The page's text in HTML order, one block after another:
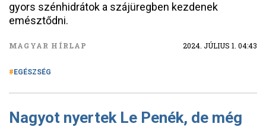
gyors szénhidrátok a szájüregben kezdenek
emésztődni.
MAGYAR HÍRLAP 2024. JÚLIUS 1. 04:43
EGÉSZSÉG
Nagyot nyertek Le Penék, de még